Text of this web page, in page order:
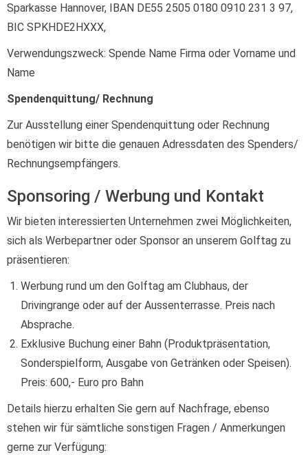
Sparkasse Hannover, IBAN DE55 2505 0180 0910 231 3 97,
BIC SPKHDE2HXXX,
Verwendungszweck: Spende Name Firma oder Vorname und
Name
Spendenquittung/ Rechnung
Zur Ausstellung einer Spendenquittung oder Rechnung
benötigen wir bitte die genauen Adressdaten des Spenders/
Rechnungsempfängers.
Sponsoring / Werbung und Kontakt
Wir bieten interessierten Unternehmen zwei Möglichkeiten,
sich als Werbepartner oder Sponsor an unserem Golftag zu
präsentieren:
Werbung rund um den Golftag am Clubhaus, der
Drivingrange oder auf der Aussenterrasse. Preis nach
Absprache.
Exklusive Buchung einer Bahn (Produktpräsentation,
Sonderspielform, Ausgabe von Getränken oder Speisen).
Preis: 600,- Euro pro Bahn
Details hierzu erhalten Sie gern auf Nachfrage, ebenso
stehen wir für sämtliche sonstigen Fragen / Anmerkungen
gerne zur Verfügung: